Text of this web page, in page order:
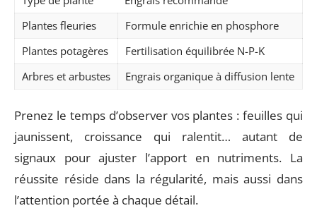
Plantes fleuries
Formule enrichie en phosphore
Plantes potagères
Fertilisation équilibrée N-P-K
Arbres et arbustes
Engrais organique à diffusion lente
Prenez le temps d’observer vos plantes : feuilles qui
jaunissent, croissance qui ralentit… autant de
signaux pour ajuster l’apport en nutriments. La
réussite réside dans la régularité, mais aussi dans
l’attention portée à chaque détail.